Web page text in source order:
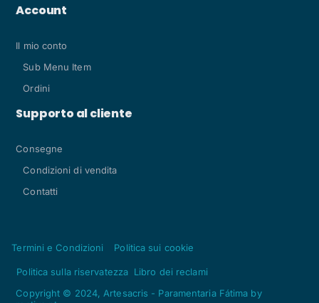
Account
Il mio conto
Sub Menu Item
Ordini
Supporto al cliente
Consegne
Condizioni di vendita
Contatti
Termini e Condizioni Politica sui cookie
Politica sulla riservatezza Libro dei reclami
Copyright © 2024, Artesacris - Paramentaria Fátima by